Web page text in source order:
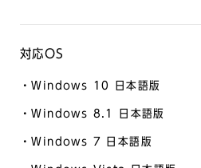
対応OS
・Windows 10 日本語版
・Windows 8.1 日本語版
・Windows 7 日本語版